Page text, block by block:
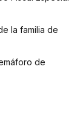
la familia de
de